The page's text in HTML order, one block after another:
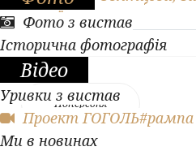
Фото з вистав
Історична фотографія
Відео
Уривки з вистав
Проект ГОГОЛЬ#рампа
Ми в новинах
України
Попередня